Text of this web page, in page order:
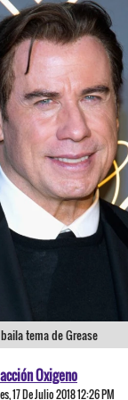
tema de Grease
Oxigeno
17 De Julio 2018 12:26 PM